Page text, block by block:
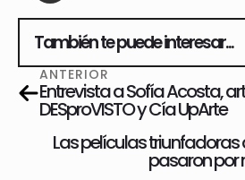
También te puede interesar...
ANTERIOR
Entrevista a Sofía Acosta,
DESproVISTO y Cía UpArte
Las películas
pasaron por